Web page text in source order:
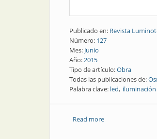
Publicado en: Revista
Número: 127
Mes: Junio
Año:2015
Tipo de artículo:Obra
Todas las publicaciones de:
Palabra clave: led iluminación
Read moreabout Obra |